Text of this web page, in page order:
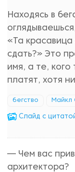
Находясь в
«Та красавица
сдать?» Это
имя, а те,
платят, хотя
бегство Майкл
Cлайд с
— Чем вас
архитектора?